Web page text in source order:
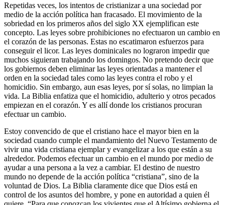
Repetidas veces, los intentos de cristianizar a una sociedad por
medio de la acción política han fracasado. El movimiento de la
sobriedad en los primeros años del siglo XX ejemplifican este
concepto. Las leyes sobre prohibiciones no efectuaron un cambio en
el corazón de las personas. Estas no escatimaron esfuerzos para
conseguir el licor. Las leyes dominicales no lograron impedir que
muchos siguieran trabajando los domingos. No pretendo decir que
los gobiernos deben eliminar las leyes orientadas a mantener el
orden en la sociedad tales como las leyes contra el robo y el
homicidio. Sin embargo, aun esas leyes, por sí solas, no limpian la
vida. La Biblia enfatiza que el homicidio, adulterio y otros pecados
empiezan en el corazón. Y es allí donde los cristianos procuran
efectuar un cambio.
Estoy convencido de que el cristiano hace el mayor bien en la
sociedad cuando cumple el mandamiento del Nuevo Testamento de
vivir una vida cristiana ejemplar y evangelizar a los que están a su
alrededor. Podemos efectuar un cambio en el mundo por medio de
ayudar a una persona a la vez a cambiar. El destino de nuestro
mundo no depende de la acción política “cristiana”, sino de la
voluntad de Dios. La Biblia claramente dice que Dios está en
control de los asuntos del hombre, y pone en autoridad a quien él